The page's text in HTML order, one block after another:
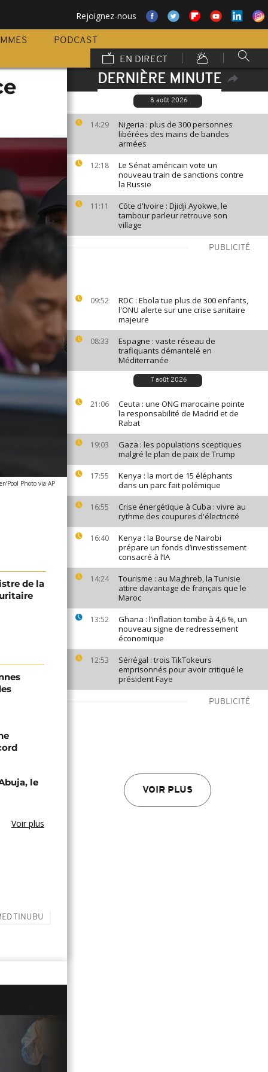
Rejoignez-nous
PODCAST
EN DIRECT
DERNIÈRE MINUTE
8 août 2026
14:29
Nigeria : plus de 300 personnes
libérées des mains de bandes
armées
12:18
Le Sénat américain vote un
nouveau train de sanctions contre
la Russie
11:11
Côte d'Ivoire : Djidji Ayokwe, le
tambour parleur retrouve son
village
PUBLICITÉ
09:52
RDC : Ebola tue plus de 300 enfants,
l'ONU alerte sur une crise sanitaire
majeure
08:33
Espagne : vaste réseau de
trafiquants démantelé en
Méditerranée
7 août 2026
21:06
Ceuta : une ONG marocaine pointe
la responsabilité de Madrid et de
Rabat
19:03
Gaza : les populations sceptiques
malgré le plan de paix de Trump
17:55
Kenya : la mort de 15 éléphants
dans un parc fait polémique
16:55
Crise énergétique à Cuba : vivre au
rythme des coupures d'électricité
16:40
Kenya : la Bourse de Nairobi
prépare un fonds d’investissement
consacré à l’IA
14:24
Tourisme : au Maghreb, la Tunisie
attire davantage de français que le
Maroc
13:52
Ghana : l’inflation tombe à 4,6 %, un
nouveau signe de redressement
économique
12:53
Sénégal : trois TikTokeurs
emprisonnés pour avoir critiqué le
président Faye
PUBLICITÉ
VOIR PLUS
Pool Photo via AP
de la
le
Voir plus
TINUBU